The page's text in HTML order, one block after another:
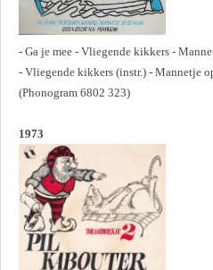
- Ga je mee - Vliegende kikkers -
- Vliegende kikkers (instr.) - Mannetje
(Phonogram 6802 323)
1973